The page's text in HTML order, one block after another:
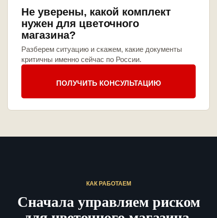
Не уверены, какой комплект
нужен для цветочного
магазина?
Разберем ситуацию и скажем, какие документы
критичны именно сейчас по России.
ПОЛУЧИТЬ КОНСУЛЬТАЦИЮ
КАК РАБОТАЕМ
Сначала управляем риском